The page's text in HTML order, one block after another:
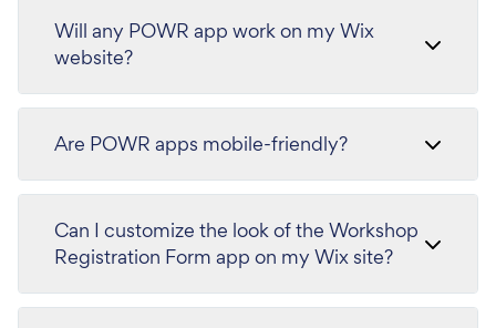
Will any POWR app work on my Wix
website?
Are POWR apps mobile-friendly?
Can I customize the look of the Workshop
Registration Form app on my Wix site?